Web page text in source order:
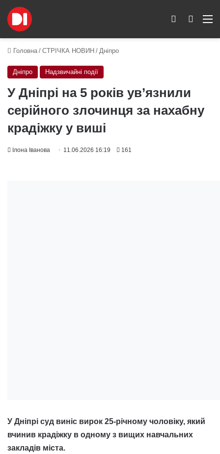
Пошук
Switch skin
Головна / СТРІЧКА НОВИН / Дніпро
Дніпро Надзвичайні події
У Дніпрі на 5 років ув’язнили
серійного злочинця за нахабну
крадіжку у виші
Ілона Іванова 11.06.2026 16:19 161
У Дніпрі суд виніс вирок 25-річному чоловіку, який
вчинив крадіжку в одному з вищих навчальних
закладів міста.